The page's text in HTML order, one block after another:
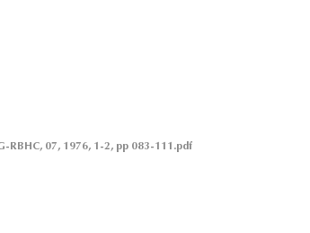
RBHC, 07, 1976, 1-2, pp 083-111.pdf